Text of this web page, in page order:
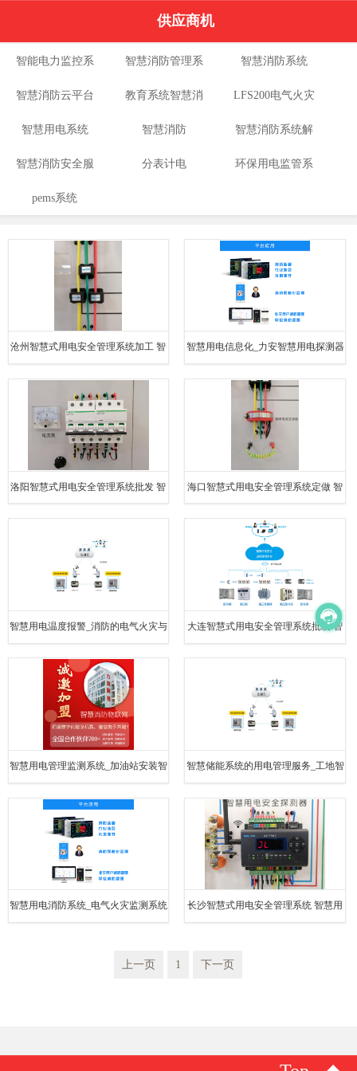
供应商机
智能电力监控系
统
智慧消防管理系
统
智慧消防系统
智慧消防云平台 教育系统智慧消
防
LFS200电气火灾
监控系统
智慧用电系统 智慧消防 智慧消防系统解
决方案
智慧消防安全服
务云平台
分表计电 环保用电监管系
pems系统
沧州智慧式用电安全管理系统加工 智 智慧用电信息化_力安智慧用电探测器
洛阳智慧式用电安全管理系统批发 智 海口智慧式用电安全管理系统定做 智
智慧用电温度报警_消防的电气火灾与
电源监测
大连智慧式用电安全管理系统批发 智
智慧用电管理监测系统_加油站安装智 智慧储能系统的用电管理服务_工地智
智慧用电消防系统_电气火灾监测系统 长沙智慧式用电安全管理系统 智慧用
上一页 1 下一页